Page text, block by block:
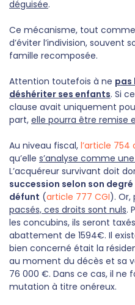
déguisée.
Ce mécanisme, tout
d’éviter l’indivision, souvent
famille recomposée.
Attention toutefois à ne pas
déshériter ses enfants. Si
clause avait uniquement
part, elle pourra être remise
Au niveau fiscal, l’article 754
qu’elle s’analyse comme
L’acquéreur survivant doit
succession selon son
défunt (article 777 CGI). Or,
pacsés, ces droits sont nuls.
les concubins, ils seront
abattement de 1594€. Il
bien concerné était la
au moment du décès et sa
76 000 €. Dans ce cas, il ne
mutation à titre onéreux.